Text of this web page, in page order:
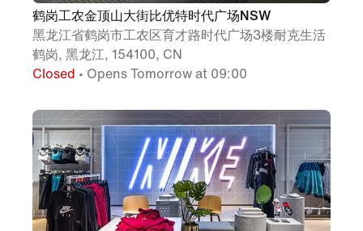
鹤岗工农金顶山大街比优特时代广场NSW
黑龙江省鹤岗市工农区育才路时代广场3楼耐克生活
鹤岗, 黑龙江, 154100, CN
Closed • Opens Tomorrow at 09:00